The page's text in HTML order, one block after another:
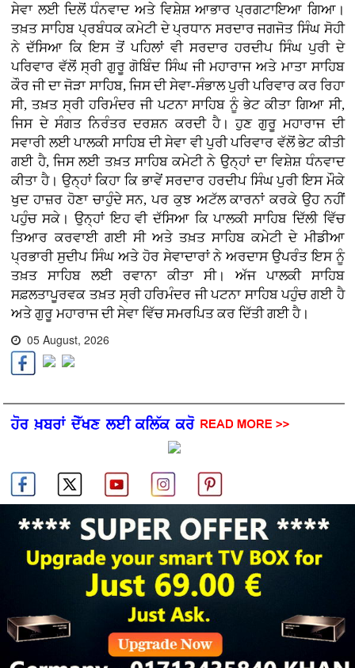
ਸੇਵਾ ਲਈ ਦਿਲੋਂ ਧੰਨਵਾਦ ਅਤੇ ਵਿਸ਼ੇਸ਼ ਆਭਾਰ ਪ੍ਰਗਟਾਇਆ ਗਿਆ।
ਤਖ਼ਤ ਸਾਹਿਬ ਪ੍ਰਬੰਧਕ ਕਮੇਟੀ ਦੇ ਪ੍ਰਧਾਨ ਸਰਦਾਰ ਜਗਜੋਤ ਸਿੰਘ ਸੋਹੀ
ਨੇ ਦੱਸਿਆ ਕਿ ਇਸ ਤੋਂ ਪਹਿਲਾਂ ਵੀ ਸਰਦਾਰ ਹਰਦੀਪ ਸਿੰਘ ਪੁਰੀ ਦੇ
ਪਰਿਵਾਰ ਵੱਲੋਂ ਸ੍ਰੀ ਗੁਰੂ ਗੋਬਿੰਦ ਸਿੰਘ ਜੀ ਮਹਾਰਾਜ ਅਤੇ ਮਾਤਾ ਸਾਹਿਬ
ਕੌਰ ਜੀ ਦਾ ਜੋੜਾ ਸਾਹਿਬ, ਜਿਸ ਦੀ ਸੇਵਾ-ਸੰਭਾਲ ਪੁਰੀ ਪਰਿਵਾਰ ਕਰ ਰਿਹਾ
ਸੀ, ਤਖ਼ਤ ਸ੍ਰੀ ਹਰਿਮੰਦਰ ਜੀ ਪਟਨਾ ਸਾਹਿਬ ਨੂੰ ਭੇਟ ਕੀਤਾ ਗਿਆ ਸੀ,
ਜਿਸ ਦੇ ਸੰਗਤ ਨਿਰੰਤਰ ਦਰਸ਼ਨ ਕਰਦੀ ਹੈ। ਹੁਣ ਗੁਰੂ ਮਹਾਰਾਜ ਦੀ
ਸਵਾਰੀ ਲਈ ਪਾਲਕੀ ਸਾਹਿਬ ਦੀ ਸੇਵਾ ਵੀ ਪੁਰੀ ਪਰਿਵਾਰ ਵੱਲੋਂ ਭੇਟ ਕੀਤੀ
ਗਈ ਹੈ, ਜਿਸ ਲਈ ਤਖ਼ਤ ਸਾਹਿਬ ਕਮੇਟੀ ਨੇ ਉਨ੍ਹਾਂ ਦਾ ਵਿਸ਼ੇਸ਼ ਧੰਨਵਾਦ
ਕੀਤਾ ਹੈ। ਉਨ੍ਹਾਂ ਕਿਹਾ ਕਿ ਭਾਵੇਂ ਸਰਦਾਰ ਹਰਦੀਪ ਸਿੰਘ ਪੁਰੀ ਇਸ ਮੌਕੇ
ਖੁਦ ਹਾਜ਼ਰ ਹੋਣਾ ਚਾਹੁੰਦੇ ਸਨ, ਪਰ ਕੁਝ ਅਟੱਲ ਕਾਰਨਾਂ ਕਰਕੇ ਉਹ ਨਹੀਂ
ਪਹੁੰਚ ਸਕੇ। ਉਨ੍ਹਾਂ ਇਹ ਵੀ ਦੱਸਿਆ ਕਿ ਪਾਲਕੀ ਸਾਹਿਬ ਦਿੱਲੀ ਵਿੱਚ
ਤਿਆਰ ਕਰਵਾਈ ਗਈ ਸੀ ਅਤੇ ਤਖ਼ਤ ਸਾਹਿਬ ਕਮੇਟੀ ਦੇ ਮੀਡੀਆ
ਪ੍ਰਭਾਰੀ ਸੁਦੀਪ ਸਿੰਘ ਅਤੇ ਹੋਰ ਸੇਵਾਦਾਰਾਂ ਨੇ ਅਰਦਾਸ ਉਪਰੰਤ ਇਸ ਨੂੰ
ਤਖ਼ਤ ਸਾਹਿਬ ਲਈ ਰਵਾਨਾ ਕੀਤਾ ਸੀ। ਅੱਜ ਪਾਲਕੀ ਸਾਹਿਬ
ਸਫ਼ਲਤਾਪੂਰਵਕ ਤਖ਼ਤ ਸ੍ਰੀ ਹਰਿਮੰਦਰ ਜੀ ਪਟਨਾ ਸਾਹਿਬ ਪਹੁੰਚ ਗਈ ਹੈ
ਅਤੇ ਗੁਰੂ ਮਹਾਰਾਜ ਦੀ ਸੇਵਾ ਵਿੱਚ ਸਮਰਪਿਤ ਕਰ ਦਿੱਤੀ ਗਈ ਹੈ।
05 August, 2026